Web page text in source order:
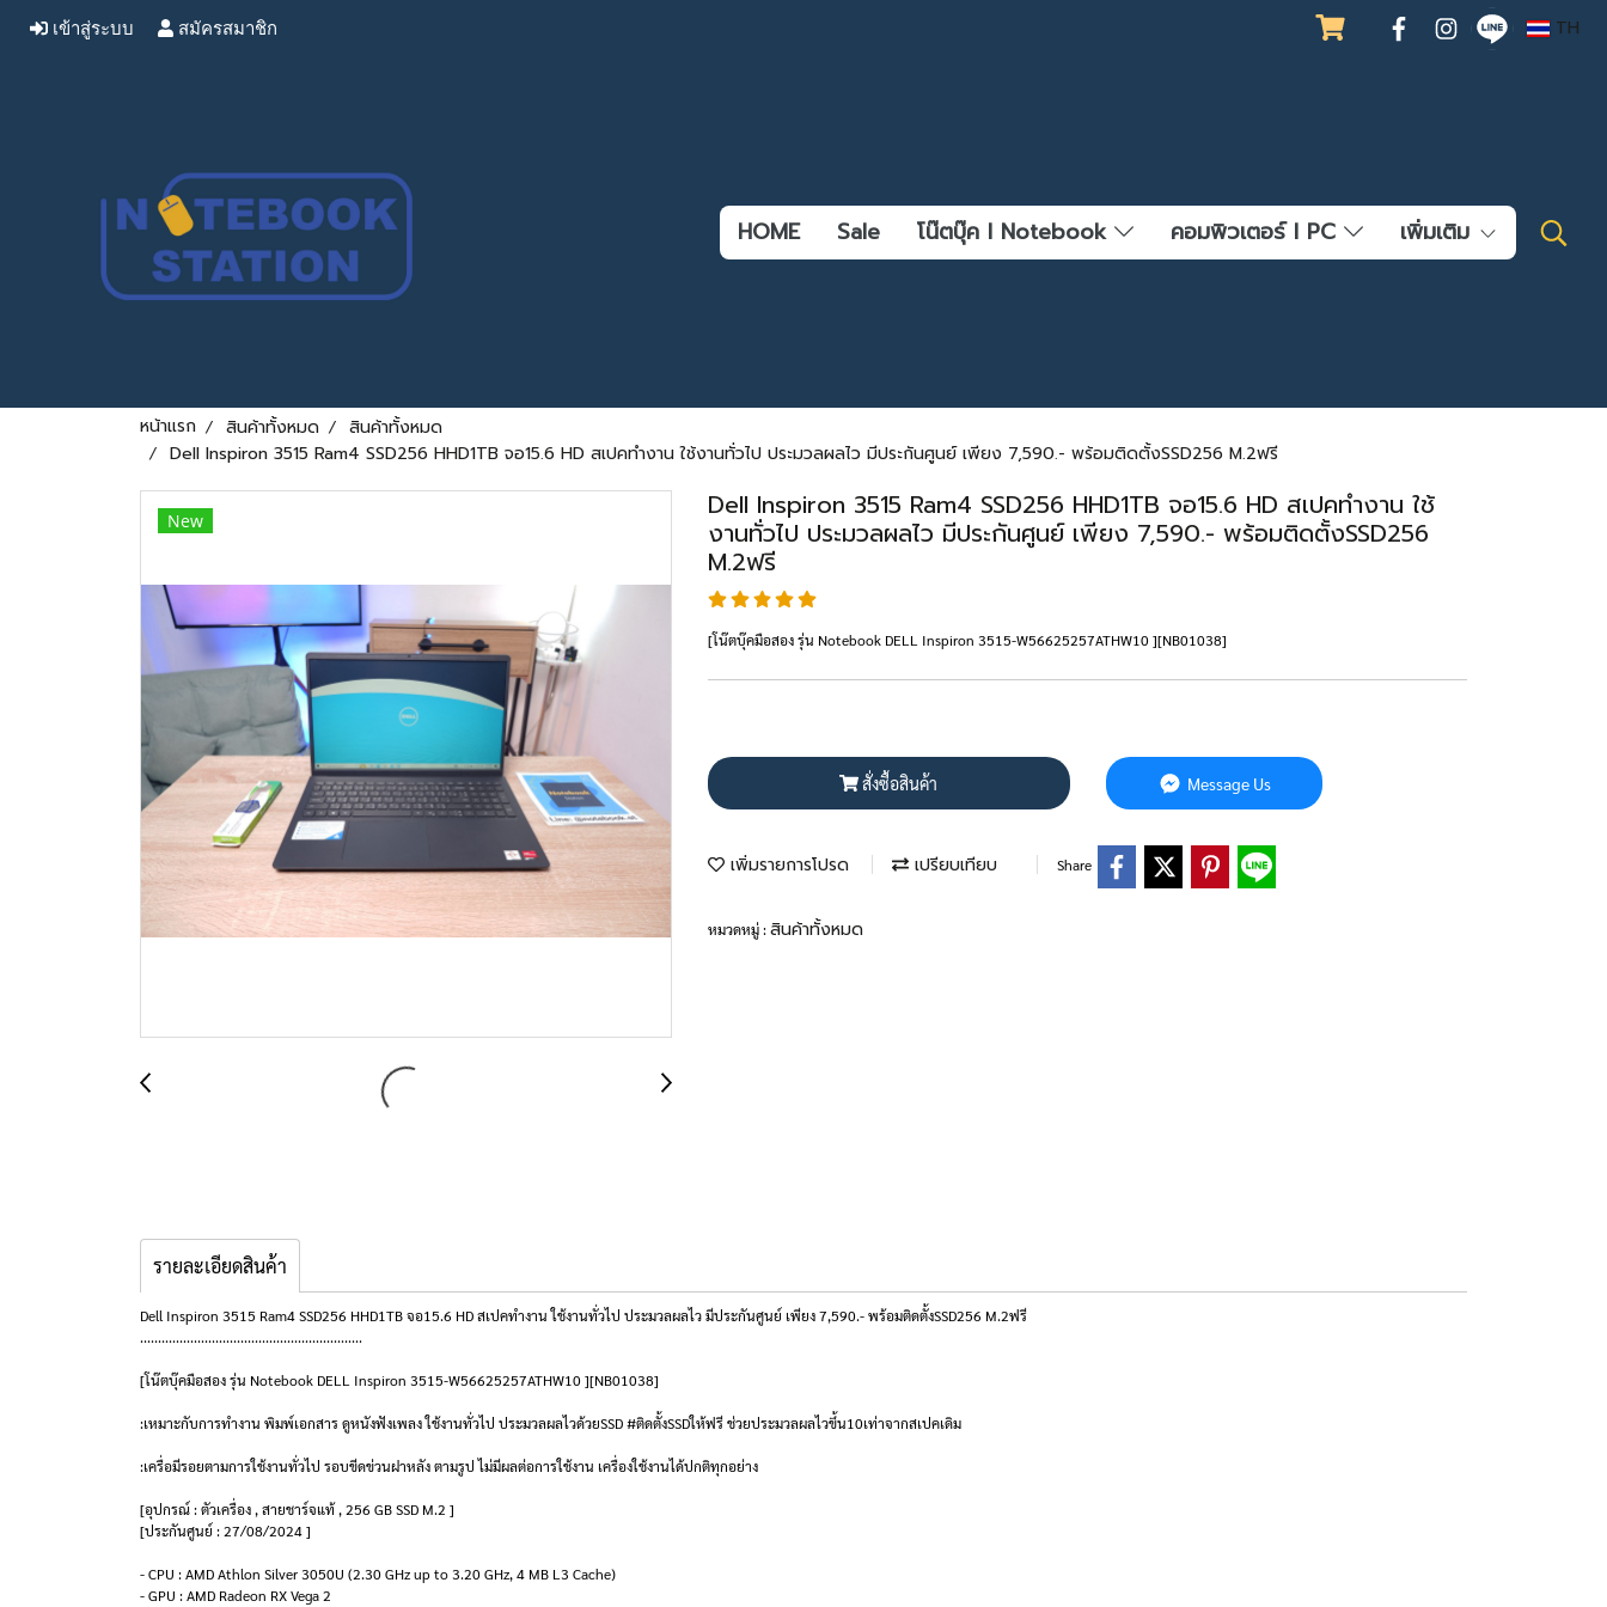
เข้าสู่ระบบ สมัครสมาชิก TH
HOME Sale โน๊ตบุ๊ค l Notebook คอมพิวเตอร์ l PC เพิ่มเติม
หน้าแรก สินค้าทั้งหมด
สินค้าทั้งหมด
Dell Inspiron 3515 Ram4 SSD256 HHD1TB จอ15.6 HD สเปคทำงาน ใช้งานทั่วไป ประมวลผลไว มีประกันศูนย์ เพียง 7,590.- พร้อมติดตั้งSSD256 M.2ฟรี
New
Dell Inspiron 3515 Ram4 SSD256 HHD1TB จอ15.6 HD สเปคทำงาน ใช้
งานทั่วไป ประมวลผลไว มีประกันศูนย์ เพียง 7,590.- พร้อมติดตั้งSSD256
M.2ฟรี
[โน๊ตบุ๊คมือสอง รุ่น Notebook DELL Inspiron 3515-W56625257ATHW10 ][NB01038]
สั่งซื้อสินค้า Message Us
เพิ่มรายการโปรด เปรียบเทียบ Share
หมวดหมู่ :สินค้าทั้งหมด
รายละเอียดสินค้า
Dell Inspiron 3515 Ram4 SSD256 HHD1TB จอ15.6 HD สเปคทำงาน ใช้งานทั่วไป ประมวลผลไว มีประกันศูนย์ เพียง 7,590.- พร้อมติดตั้งSSD256 M.2ฟรี
..............................................................
[โน๊ตบุ๊คมือสอง รุ่น Notebook DELL Inspiron 3515-W56625257ATHW10 ][NB01038]
:เหมาะกับการทำงาน พิมพ์เอกสาร ดูหนังฟังเพลง ใช้งานทั่วไป ประมวลผลไวด้วยSSD #ติดตั้งSSDให้ฟรี ช่วยประมวลผลไวขึ้น10เท่าจากสเปคเดิม
:เครื่อมีรอยตามการใช้งานทั่วไป รอบขีดข่วนฝาหลัง ตามรูป ไม่มีผลต่อการใช้งาน เครื่องใช้งานได้ปกติทุกอย่าง
[อุปกรณ์ : ตัวเครื่อง , สายชาร์จแท้ , 256 GB SSD M.2 ]
[ประกันศูนย์ : 27/08/2024 ]
- CPU : AMD Athlon Silver 3050U (2.30 GHz up to 3.20 GHz, 4 MB L3 Cache)
- GPU : AMD Radeon RX Vega 2